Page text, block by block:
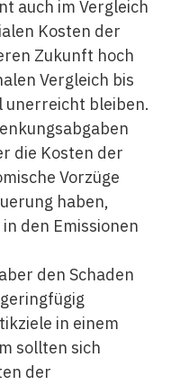
auch im Vergleich
Kosten der
Zukunft hoch
Vergleich bis
bleiben.
die Kosten der
Vorzüge
haben,
den Emissionen
den Schaden
in einem
sollten sich
der